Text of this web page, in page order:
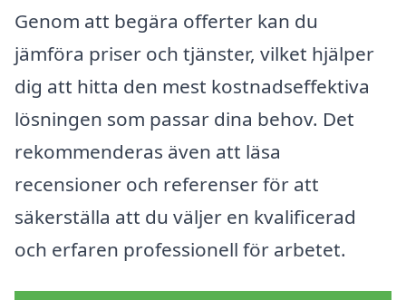
Genom att begära offerter kan du
jämföra priser och tjänster, vilket hjälper
dig att hitta den mest kostnadseffektiva
lösningen som passar dina behov. Det
rekommenderas även att läsa
recensioner och referenser för att
säkerställa att du väljer en kvalificerad
och erfaren professionell för arbetet.